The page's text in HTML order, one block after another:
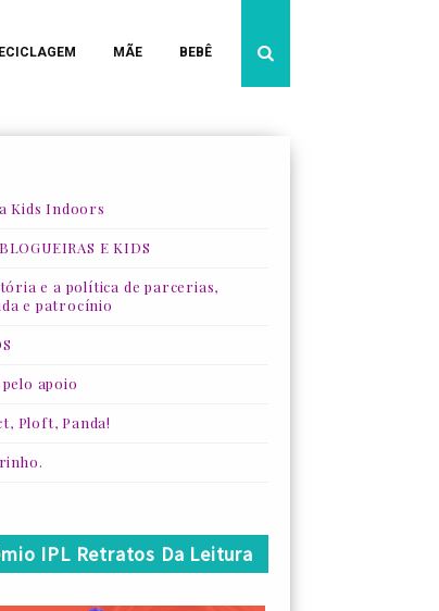
MÃE BEBÊ
Kids Indoors
E KIDS
e a política de parcerias,
e patrocínio
apoio
Ploft, Panda!
IPL Retratos Da Leitura